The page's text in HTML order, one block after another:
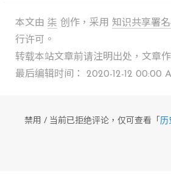
本文由 柒 创作，采用 知识共享署名
行许可。
转载本站文章前请注明出处，文章
最后编辑时间： 2020-12-12 00:00
禁用 / 当前已拒绝评论，仅可查看「 历